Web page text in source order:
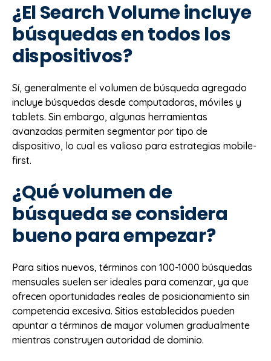
¿El Search Volume incluye
búsquedas en todos los
dispositivos?
Sí, generalmente el volumen de búsqueda agregado
incluye búsquedas desde computadoras, móviles y
tablets. Sin embargo, algunas herramientas
avanzadas permiten segmentar por tipo de
dispositivo, lo cual es valioso para estrategias mobile-
first.
¿Qué volumen de
búsqueda se considera
bueno para empezar?
Para sitios nuevos, términos con 100-1000 búsquedas
mensuales suelen ser ideales para comenzar, ya que
ofrecen oportunidades reales de posicionamiento sin
competencia excesiva. Sitios establecidos pueden
apuntar a términos de mayor volumen gradualmente
mientras construyen autoridad de dominio.